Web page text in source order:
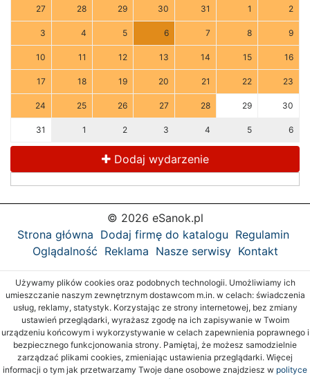
27 28 29 30 31 1 2
3 4 5 6 7 8 9
10 11 12 13 14 15 16
17 18 19 20 21 22 23
24 25 26 27 28 29 30
31 1 2 3 4 5 6
Dodaj wydarzenie
© 2026 eSanok.pl
Strona główna Dodaj firmę do katalogu Regulamin
Oglądalność Reklama Nasze serwisy Kontakt
Używamy plików cookies oraz podobnych technologii. Umożliwiamy ich
umieszczanie naszym zewnętrznym dostawcom m.in. w celach: świadczenia
usług, reklamy, statystyk. Korzystając ze strony internetowej, bez zmiany
ustawień przeglądarki, wyrażasz zgodę na ich zapisywanie w Twoim
urządzeniu końcowym i wykorzystywanie w celach zapewnienia poprawnego i
bezpiecznego funkcjonowania strony. Pamiętaj, że możesz samodzielnie
zarządzać plikami cookies, zmieniając ustawienia przeglądarki. Więcej
informacji o tym jak przetwarzamy Twoje dane osobowe znajdziesz w polityce